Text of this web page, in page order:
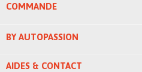
COMMANDE
BY AUTOPASSION
AIDES & CONTACT